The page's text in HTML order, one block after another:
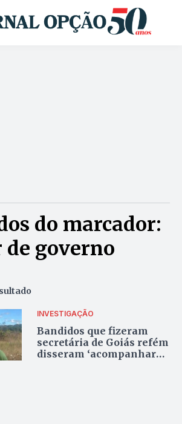
do marcador:
governo
INVESTIGAÇÃO
Bandidos que fizeram
secretária de Goiás refém
disseram ‘acompanhar